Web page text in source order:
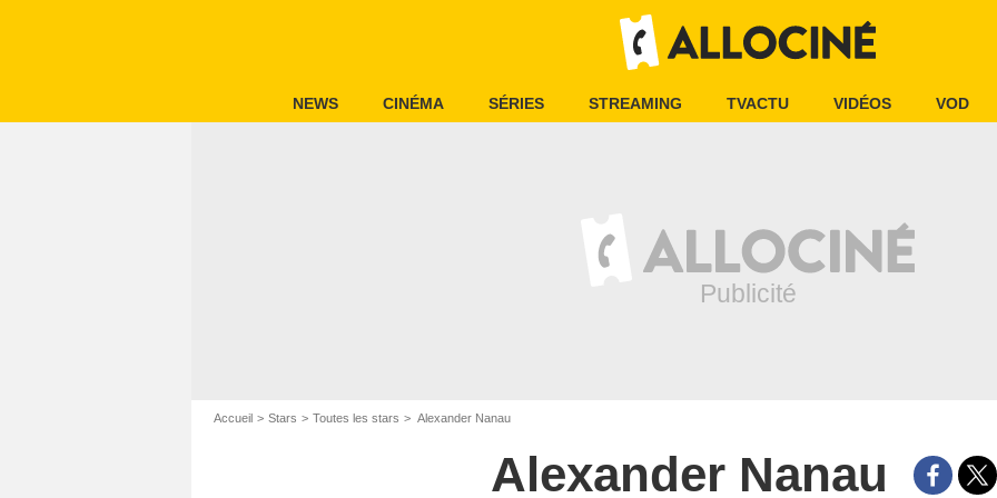
NEWS CINÉMA SÉRIES STREAMING TVACTU VIDÉOS VOD
Accueil Stars Toutes les stars Alexander Nanau
Alexander Nanau